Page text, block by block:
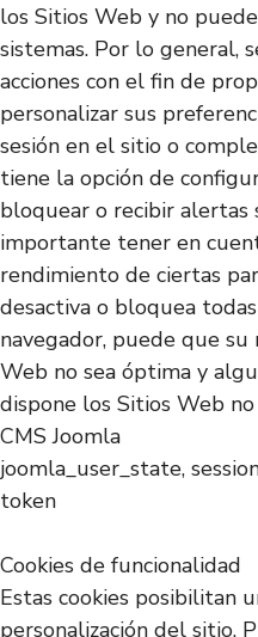
los Sitios Web y no
sistemas. Por lo general,
acciones con el fin de
personalizar sus
sesión en el sitio o
tiene la opción de
bloquear o recibir alertas
importante tener en
rendimiento de ciertas
desactiva o bloquea
navegador, puede que su
Web no sea óptima y
dispone los Sitios Web
CMS Joomla
joomla_user_state,
token
Cookies de funcionalidad
Estas cookies posibilitan
personalización del sitio.